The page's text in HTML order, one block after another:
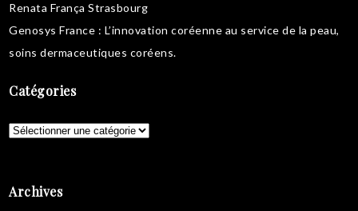
Renata França Strasbourg
Genosys France : L’innovation coréenne au service de la peau,
soins dermaceutiques coréens.
Catégories
Catégories
Archives